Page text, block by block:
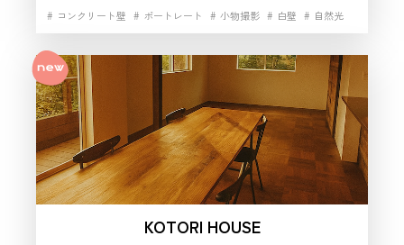
日も差し込むため、時間帯を問わず明るい撮影が可能です。アクセス
も便利で、最新のスタジオ情報はInstagramで確認できます。
コンクリート壁 ポートレート 小物撮影 白壁 自然光
KOTORI HOUSE